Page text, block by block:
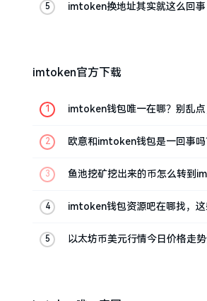
imtoken换地址其实就这么回事
imtoken官方下载
imtoken钱包唯一在哪？别乱
欧意和imtoken钱包是一回事
鱼池挖矿挖出来的币怎么转到
imtoken钱包资源吧在哪找，
以太坊币美元行情今日价格走